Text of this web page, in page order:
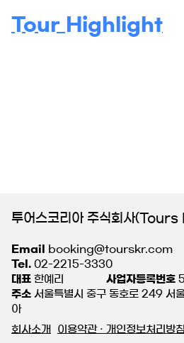
Tour Highlight
투어스코리아 주식회사
Email
booking@tourskr.com
Tel. 02-2215-3330
대표 한예리 사업자등록번호
주소 서울특별시 중구 동호로 249 서
아
회사소개
이용약관 · 개인정보처리방침